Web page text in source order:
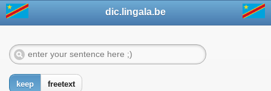
dic.lingala.be
keep freetext